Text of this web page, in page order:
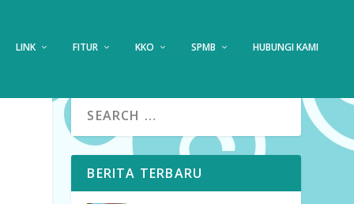
LINK FITUR KKO SPMB HUBUNGI KAMI
BERITA TERBARU